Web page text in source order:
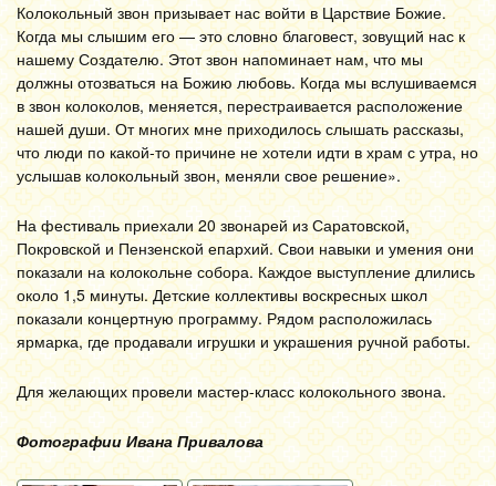
Колокольный звон призывает нас войти в Царствие Божие.
Когда мы слышим его — это словно благовест, зовущий нас к
нашему Создателю. Этот звон напоминает нам, что мы
должны отозваться на Божию любовь. Когда мы вслушиваемся
в звон колоколов, меняется, перестраивается расположение
нашей души. От многих мне приходилось слышать рассказы,
что люди по какой-то причине не хотели идти в храм с утра, но
услышав колокольный звон, меняли свое решение».
На фестиваль приехали 20 звонарей из Саратовской,
Покровской и Пензенской епархий. Свои навыки и умения они
показали на колокольне собора. Каждое выступление длились
около 1,5 минуты. Детские коллективы воскресных школ
показали концертную программу. Рядом расположилась
ярмарка, где продавали игрушки и украшения ручной работы.
Для желающих провели мастер-класс колокольного звона.
Фотографии Ивана Привалова